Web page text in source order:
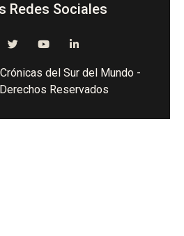
Redes Sociales
del Sur del Mundo -
Reservados